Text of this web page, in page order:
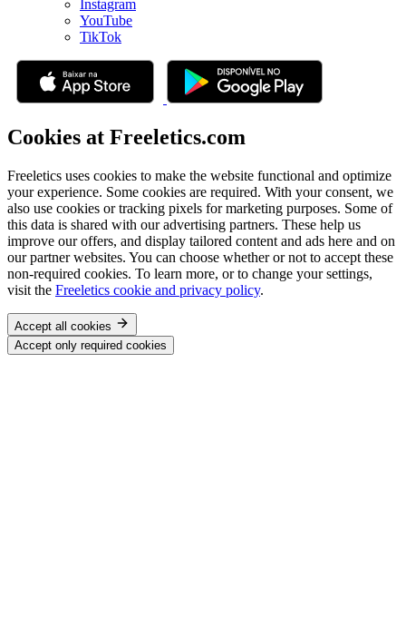
Instagram
YouTube
TikTok
Cookies at Freeletics.com
Freeletics uses cookies to make the website functional and optimize
your experience. Some cookies are required. With your consent, we
also use cookies or tracking pixels for marketing purposes. Some of
this data is shared with our advertising partners. These help us
improve our offers, and display tailored content and ads here and on
our partner websites. You can choose whether or not to accept these
non-required cookies. To learn more, or to change your settings,
visit the Freeletics cookie and privacy policy.
Accept all cookies
Accept only required cookies